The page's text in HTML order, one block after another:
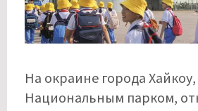
На окраине города
Национальным парком,